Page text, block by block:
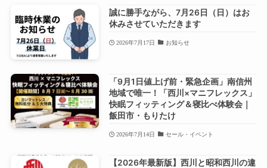
誠に勝手ながら、7月26日（日）はお
休みさせていただきます
2026年7月17日 お知らせ
「9月1日値上げ前・緊急企画」南信州
地域で唯一！「西川×マニフレックス」
快眠フィッティング＆寝比べ体験会｜
飯田市・もりたけ
2026年7月14日 セール・イベント
【2026年最新版】西川と昭和西川の違